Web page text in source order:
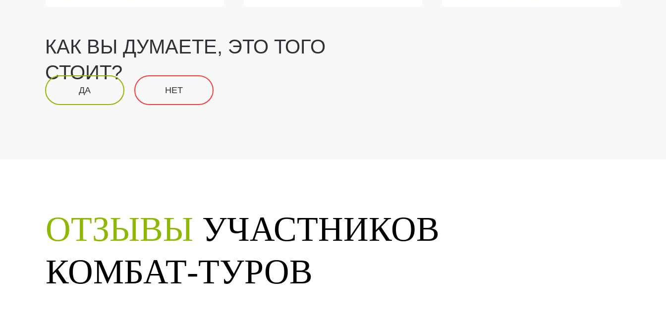
КАК ВЫ ДУМАЕТЕ, ЭТО ТОГО
СТОИТ?
ДА НЕТ
ОТЗЫВЫ УЧАСТНИКОВ
КОМБАТ-ТУРОВ